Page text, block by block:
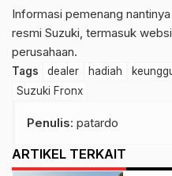
Informasi pemenang
resmi Suzuki, termasuk
perusahaan.
Tags dealer hadiah
Suzuki Fronx
Penulis: patardo
ARTIKEL TERKAIT